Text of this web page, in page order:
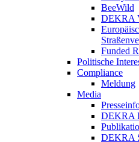
BeeWild
DEKRA
Funded
Politische
Compliance
Meldung
Media
DEKRA
DEKRA